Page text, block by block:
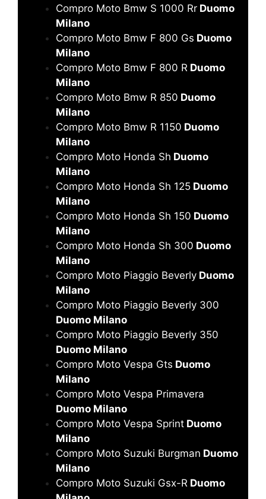
Compro Moto Bmw S 1000 Rr Duomo
Milano
Compro Moto Bmw F 800 Gs Duomo
Milano
Compro Moto Bmw F 800 R Duomo
Milano
Compro Moto Bmw R 850 Duomo
Milano
Compro Moto Bmw R 1150 Duomo
Milano
Compro Moto Honda Sh Duomo
Milano
Compro Moto Honda Sh 125 Duomo
Milano
Compro Moto Honda Sh 150 Duomo
Milano
Compro Moto Honda Sh 300 Duomo
Milano
Compro Moto Piaggio Beverly Duomo
Milano
Compro Moto Piaggio Beverly 300
Duomo Milano
Compro Moto Piaggio Beverly 350
Duomo Milano
Compro Moto Vespa Gts Duomo
Milano
Compro Moto Vespa Primavera
Duomo Milano
Compro Moto Vespa Sprint Duomo
Milano
Compro Moto Suzuki Burgman Duomo
Milano
Compro Moto Suzuki Gsx-R Duomo